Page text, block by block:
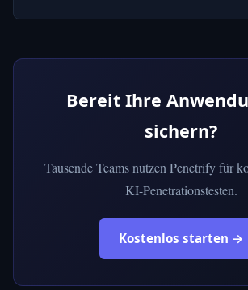
Bereit Ihre
sichern?
Tausende Teams nutzen Penetrify für
KI-Penetrationstesten.
Kostenlos starten →